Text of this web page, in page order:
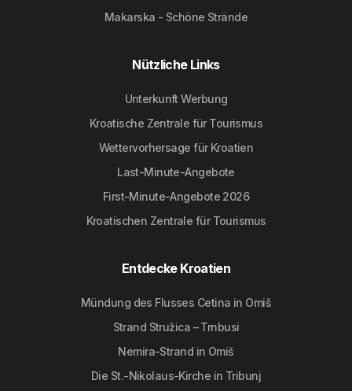
Makarska - Schöne Strände
Nützliche Links
Unterkunft Werbung
Kroatische Zentrale für Tourismus
Wettervorhersage für Kroatien
Last-Minute-Angebote
First-Minute-Angebote 2026
Kroatischen Zentrale für Tourismus
Entdecke Kroatien
Mündung des Flusses Cetina in Omiš
Strand Stružica – Trnbusi
Nemira-Strand in Omiš
Die St.-Nikolaus-Kirche in Tribunj